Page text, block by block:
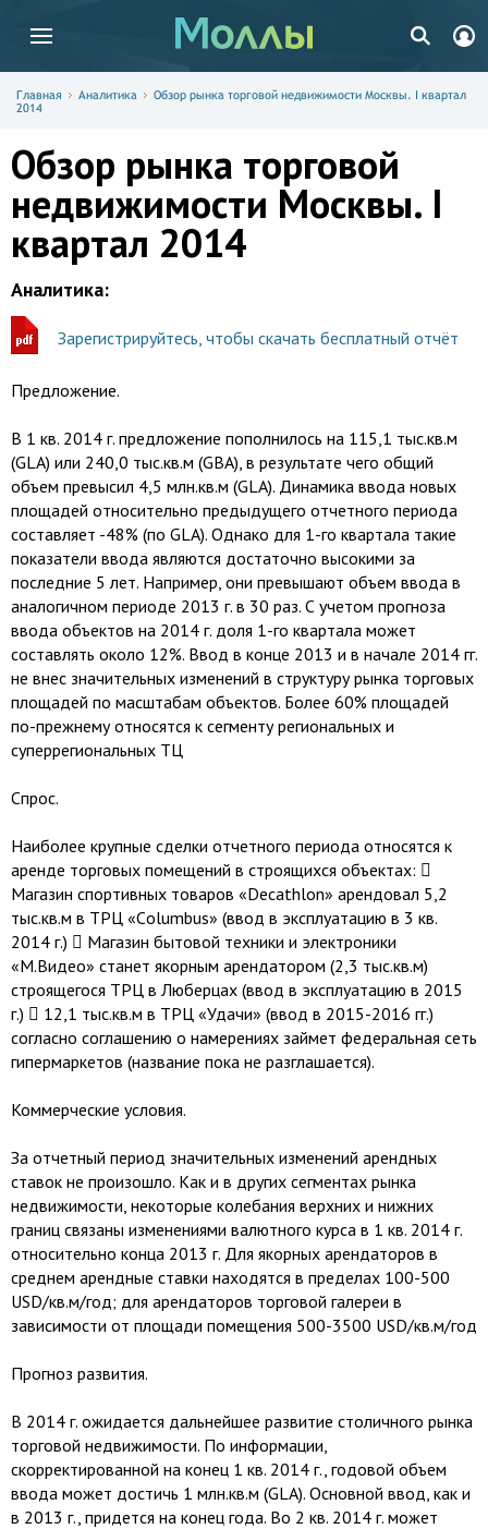
Главная Аналитика
Обзор рынка торговой недвижимости Москвы. I квартал
2014
Обзор рынка торговой
недвижимости Москвы. I
квартал 2014
Аналитика:
Зарегистрируйтесь, чтобы скачать бесплатный отчёт
Предложение.
В 1 кв. 2014 г. предложение пополнилось на 115,1 тыс.кв.м
(GLA) или 240,0 тыс.кв.м (GBA), в результате чего общий
объем превысил 4,5 млн.кв.м (GLA). Динамика ввода новых
площадей относительно предыдущего отчетного периода
составляет -48% (по GLA). Однако для 1-го квартала такие
показатели ввода являются достаточно высокими за
последние 5 лет. Например, они превышают объем ввода в
аналогичном периоде 2013 г. в 30 раз. С учетом прогноза
ввода объектов на 2014 г. доля 1-го квартала может
составлять около 12%. Ввод в конце 2013 и в начале 2014 гг.
не внес значительных изменений в структуру рынка торговых
площадей по масштабам объектов. Более 60% площадей
по-прежнему относятся к сегменту региональных и
суперрегиональных ТЦ
Спрос.
Наиболее крупные сделки отчетного периода относятся к
аренде торговых помещений в строящихся объектах: 
Магазин спортивных товаров «Decathlon» арендовал 5,2
тыс.кв.м в ТРЦ «Сolumbus» (ввод в эксплуатацию в 3 кв.
2014 г.)  Магазин бытовой техники и электроники
«М.Видео» станет якорным арендатором (2,3 тыс.кв.м)
строящегося ТРЦ в Люберцах (ввод в эксплуатацию в 2015
г.)  12,1 тыс.кв.м в ТРЦ «Удачи» (ввод в 2015-2016 гг.)
согласно соглашению о намерениях займет федеральная сеть
гипермаркетов (название пока не разглашается).
Коммерческие условия.
За отчетный период значительных изменений арендных
ставок не произошло. Как и в других сегментах рынка
недвижимости, некоторые колебания верхних и нижних
границ связаны изменениями валютного курса в 1 кв. 2014 г.
относительно конца 2013 г. Для якорных арендаторов в
среднем арендные ставки находятся в пределах 100-500
USD/кв.м/год; для арендаторов торговой галереи в
зависимости от площади помещения 500-3500 USD/кв.м/год
Прогноз развития.
В 2014 г. ожидается дальнейшее развитие столичного рынка
торговой недвижимости. По информации,
скорректированной на конец 1 кв. 2014 г., годовой объем
ввода может достичь 1 млн.кв.м (GLA). Основной ввод, как и
в 2013 г., придется на конец года. Во 2 кв. 2014 г. может